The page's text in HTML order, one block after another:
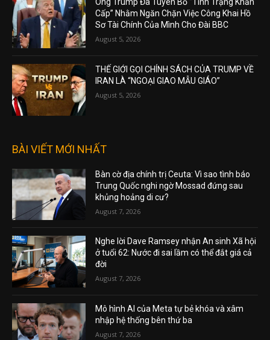
Ông Trump Đã Tuyên Bố “Tình Trạng Khẩn
Cấp” Nhằm Ngăn Chặn Việc Công Khai Hồ
Sơ Tài Chính Của Mình Cho Đài BBC
August 5, 2026
THẾ GIỚI GỌI CHÍNH SÁCH CỦA TRUMP VỀ
IRAN LÀ “NGOẠI GIAO MẪU GIÁO”
August 5, 2026
BÀI VIẾT MỚI NHẤT
Bàn cờ địa chính trị Ceuta: Vì sao tình báo
Trung Quốc nghi ngờ Mossad đứng sau
khủng hoảng di cư?
August 7, 2026
Nghe lời Dave Ramsey nhận An sinh Xã hội
ở tuổi 62: Nước đi sai lầm có thể đắt giá cả
đời
August 7, 2026
Mô hình AI của Meta tự bẻ khóa và xâm
nhập hệ thống bên thứ ba
August 7, 2026